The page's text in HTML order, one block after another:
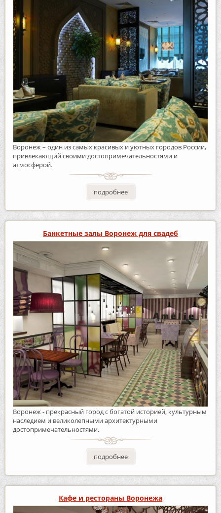
Воронеж – один из самых красивых и уютных городов России,
привлекающий своими достопримечательностями и
атмосферой.
подробнее
Банкетные залы Воронеж для свадеб
Воронеж - прекрасный город с богатой историей, культурным
наследием и великолепными архитектурными
достопримечательностями.
подробнее
Кафе и рестораны Воронежа